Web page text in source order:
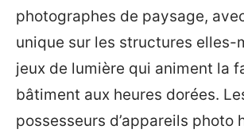
photographes de paysage,
unique sur les structures elles-
jeux de lumière qui animent la
bâtiment aux heures dorées.
possesseurs d’appareils photo